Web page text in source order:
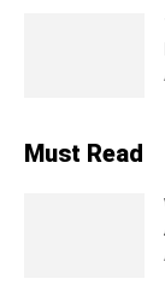
Must Read